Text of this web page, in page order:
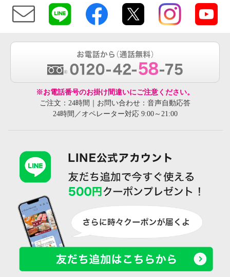
※お電話番号のお掛け間違いにご注意ください。
ご注文：24時間｜お問い合わせ：音声自動応答
24時間／オペレーター対応 9:00～21:00